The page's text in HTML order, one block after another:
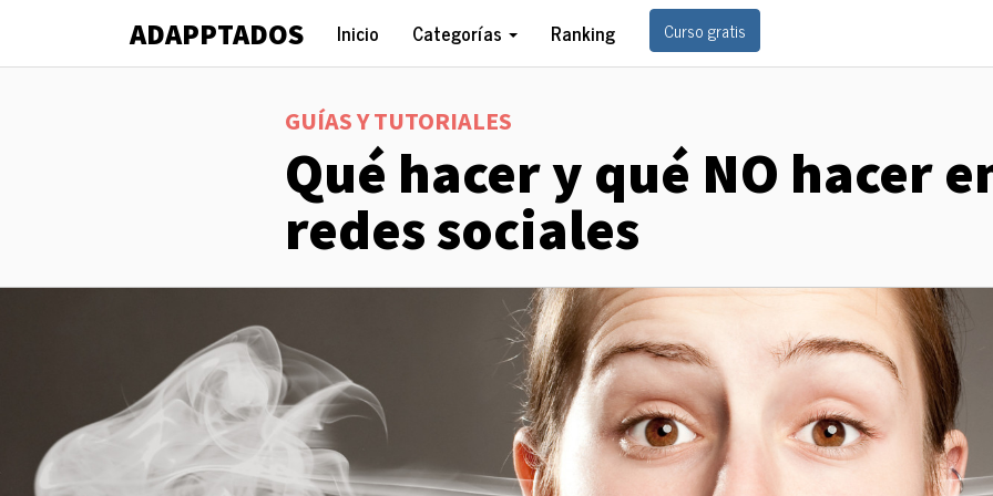
ADAPPTADOS Inicio (current)
Categorías Ranking Curso gratis
GUÍAS Y TUTORIALES
Qué hacer y qué NO hacer
redes sociales